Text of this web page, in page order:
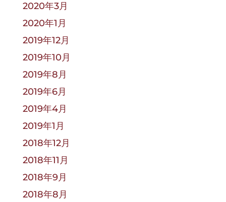
2020年3月
2020年1月
2019年12月
2019年10月
2019年8月
2019年6月
2019年4月
2019年1月
2018年12月
2018年11月
2018年9月
2018年8月